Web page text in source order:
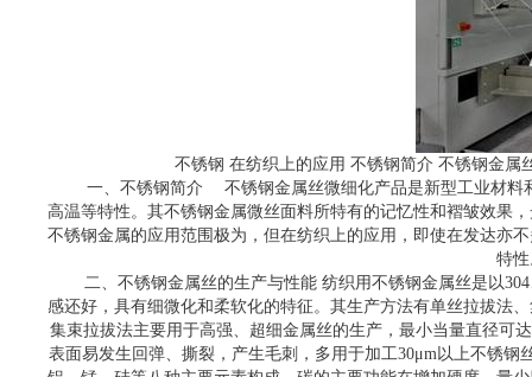
不锈钢 在纺织上的应用 不锈钢简介 不锈钢金
一、不锈钢简介 不锈钢金属丝微细化产品是新型工业材料
高温等特性。其不锈钢金属微丝面料所特有的记忆性和褶皱效果
不锈钢金属的应用范围极为，但在纺织上的应用，即使在发达亦
特
二、不锈钢金属丝的生产与性能 纺织用不锈钢金属丝是以
感还好，具有细微化和柔软化的特征。其生产方法有单丝拉拔法
集束拉拔法主要用于高强、超细金属丝的生产，最小当量直径可
表面易发生回弹、撕裂，产生毛刺，多用于加工30μm以上不锈